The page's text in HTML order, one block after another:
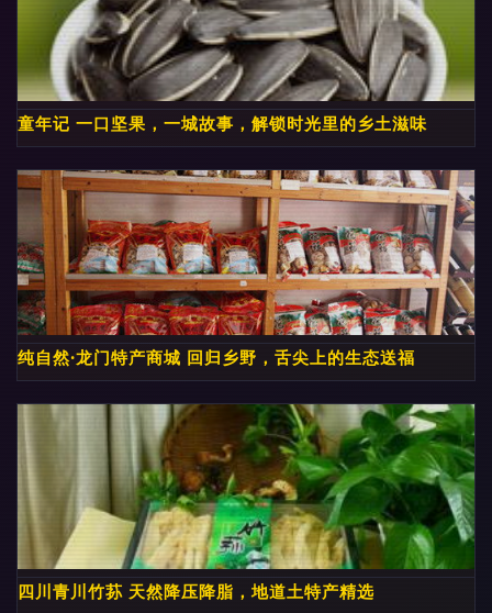
童年记 一口坚果，一城故事，解锁时光里的乡土滋味
纯自然·龙门特产商城 回归乡野，舌尖上的生态送福
四川青川竹荪 天然降压降脂，地道土特产精选